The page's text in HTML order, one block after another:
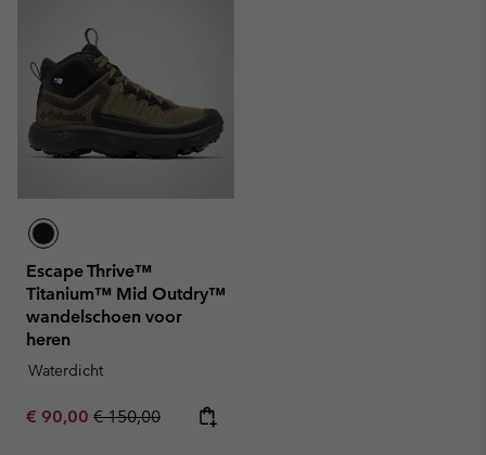
Escape Thrive™
Titanium™ Mid Outdry™
wandelschoen voor
heren
Waterdicht
Sale price:
€ 90,00 Regular price:
€ 150,00